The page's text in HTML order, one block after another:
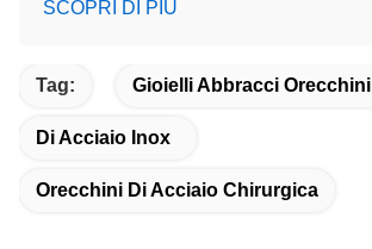
SCOPRI DI PIÙ
Tag: Gioielli Abbracci Orecchini
Di Acciaio Inox
Orecchini Di Acciaio Chirurgica